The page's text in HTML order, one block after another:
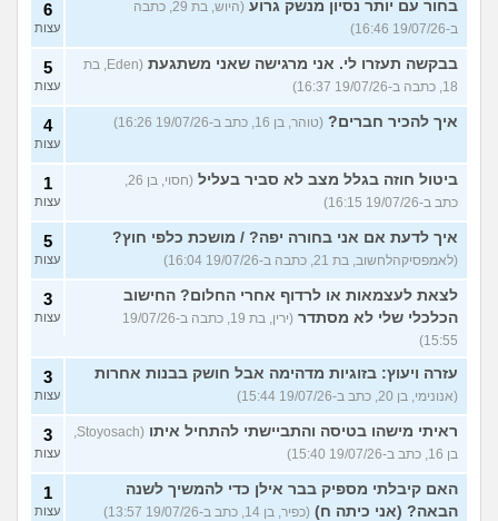
בחור עם יותר נסיון מנשק גרוע
(היוש, בת 29, כתבה
ב-19/07/26 16:46)
6
עצות
בבקשה תעזרו לי. אני מרגישה שאני משתגעת
(Eden, בת
18, כתבה ב-19/07/26 16:37)
5
עצות
איך להכיר חברים? (טוהר, בן 16, כתב ב-19/07/26 16:26) 4
עצות
ביטול חוזה בגלל מצב לא סביר בעליל
כתב ב-19/07/26 16:15)
1
עצות
איך לדעת אם אני בחורה יפה? / מושכת כלפי חוץ?
(לאמפסיקהלחשוב, בת 21, כתבה ב-19/07/26 16:04)
5
עצות
לצאת לעצמאות או לרדוף אחרי החלום? החישוב
הכלכלי שלי לא מסתדר
(ירין, בת 19, כתבה ב-19/07/26
15:55)
3
עצות
עזרה ויעוץ: בזוגיות מדהימה אבל חושק בבנות אחרות
(אנונימי, בן 20, כתב ב-19/07/26 15:44)
3
עצות
ראיתי מישהו בטיסה והתביישתי להתחיל איתו
בן 16, כתב ב-19/07/26 15:40)
3
עצות
האם קיבלתי מספיק בבר אילן כדי להמשיך לשנה
הבאה? (אני כיתה ח) (כפיר, בן 14, כתב ב-19/07/26 13:57)
1
עצות